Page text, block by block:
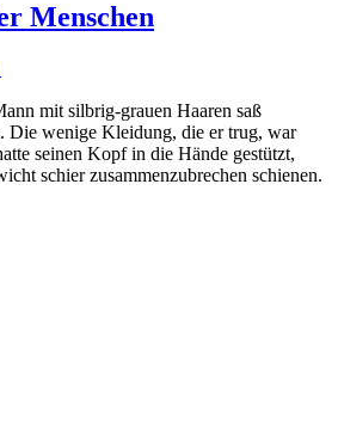
Menschen
mit silbrig-grauen Haaren saß
Die wenige Kleidung, die er trug, war
seinen Kopf in die Hände gestützt,
schier zusammenzubrechen schienen.